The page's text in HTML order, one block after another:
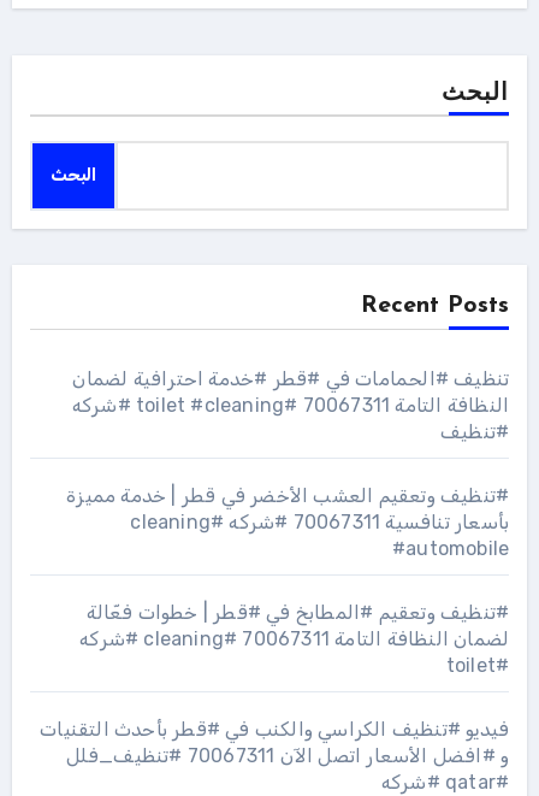
البحث
البحث
Recent Posts
تنظيف #الحمامات في #قطر #خدمة احترافية لضمان
النظافة التامة 70067311 #toilet #cleaning #شركه
#تنظيف
#تنظيف وتعقيم العشب الأخضر في قطر | خدمة مميزة
بأسعار تنافسية 70067311 #شركه #cleaning
#automobile
#تنظيف وتعقيم #المطابخ في #قطر | خطوات فعّالة
لضمان النظافة التامة 70067311 #cleaning #شركه
#toilet
فيديو #تنظيف الكراسي والكنب في #قطر بأحدث التقنيات
و #افضل الأسعار اتصل الآن 70067311 #تنظيف_فلل
#qatar #شركه